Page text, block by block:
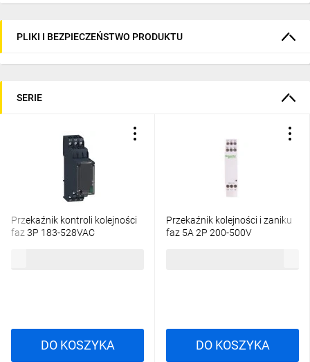
PLIKI I BEZPIECZEŃSTWO PRODUKTU
SERIE
Przekaźnik kontroli kolejności
faz 3P 183-528VAC
DO KOSZYKA
Przekaźnik kolejności i zaniku
faz 5A 2P 200-500V
DO KOSZYKA